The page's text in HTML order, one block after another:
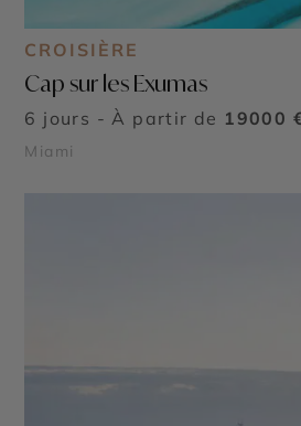
CROISIÈRE
Cap sur les Exumas
6 jours - À partir de 19000
Miami